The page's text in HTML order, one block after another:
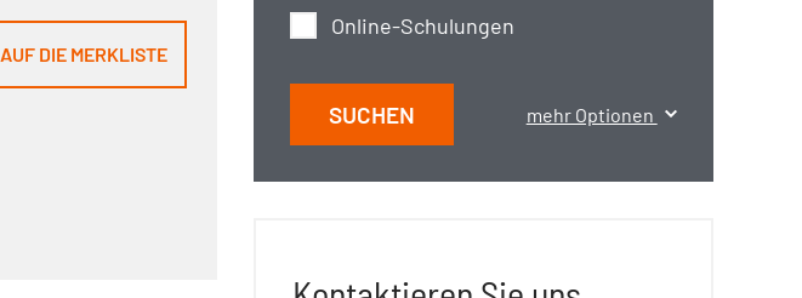
AUF DIE MERKLISTE
Online-Schulungen
SUCHEN mehr Optionen